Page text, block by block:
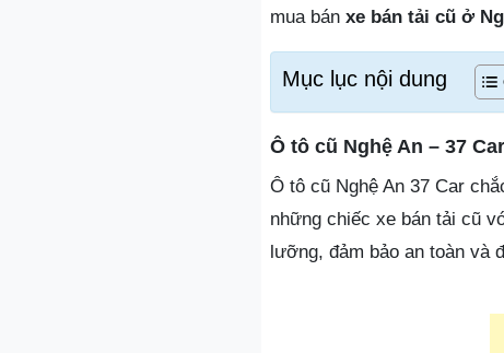
mua bán xe bán tải cũ ở
Mục lục nội dung
Ô tô cũ Nghệ An – 37 Car
Ô tô cũ Nghệ An 37 Car
những chiếc xe bán tải cũ
lưỡng, đảm bảo an toàn và